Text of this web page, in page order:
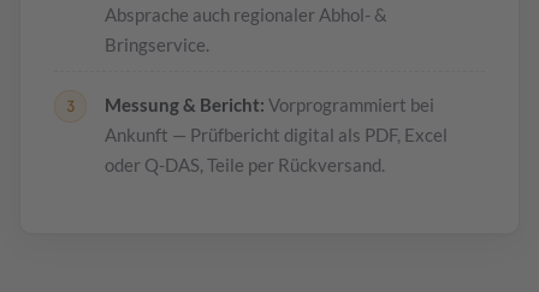
Absprache auch regionaler Abhol- &
Bringservice.
Messung & Bericht: Vorprogrammiert bei
Ankunft — Prüfbericht digital als PDF, Excel
oder Q-DAS, Teile per Rückversand.